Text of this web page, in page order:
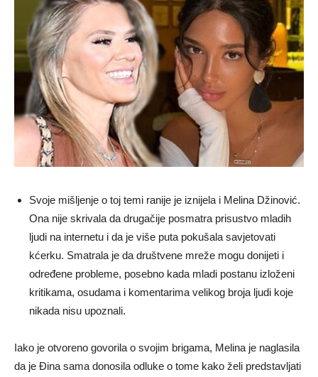
Svoje mišljenje o toj temi ranije je iznijela i Melina Džinović.
Ona nije skrivala da drugačije posmatra prisustvo mladih
ljudi na internetu i da je više puta pokušala savjetovati
kćerku. Smatrala je da društvene mreže mogu donijeti i
određene probleme, posebno kada mladi postanu izloženi
kritikama, osudama i komentarima velikog broja ljudi koje
nikada nisu upoznali.
Iako je otvoreno govorila o svojim brigama, Melina je naglasila
da je Đina sama donosila odluke o tome kako želi predstavljati